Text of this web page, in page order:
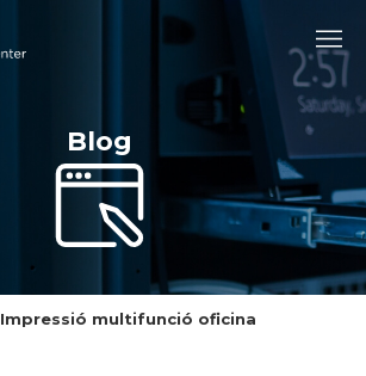
Blog
Impressió multifunció oficina